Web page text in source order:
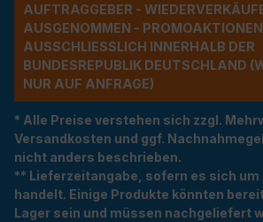
UFTRAGGEBER -
USGENOMMEN - PROMOAKTIONEN
USSCHLIESSLICH INNERHALB DER BU
NDESREPUBLIK DEUTSCHLAND
R AUF ANFRAGE)
* Alle Preise verstehen sich zzgl.
Versandkosten und ggf.
nicht anders beschrieben.
** Lieferzeitangabe, sofern es sich um
handelt. Einige Produkte könnten
Lager sein und müssen nachgeliefert